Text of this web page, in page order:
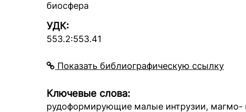
биосфера
УДК:
553.2:553.41
Показать библиографическую ссылку
Ключевые слова:
рудоформирующие малые интрузии, магмо-